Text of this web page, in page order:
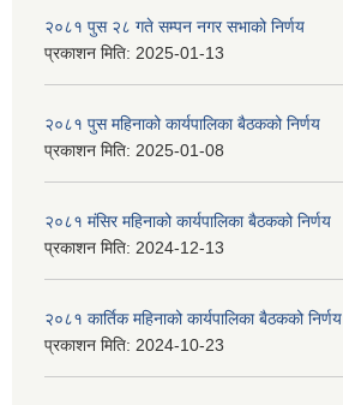
२०८१ पुस २८ गते सम्प‍न नगर सभाको निर्णय
प्रकाशन मिति: 2025-01-13
२०८१ पुस महिनाको कार्यपालिका बैठकको निर्णय
प्रकाशन मिति: 2025-01-08
२०८१ मंसिर महिनाको कार्यपालिका बैठकको निर्णय
प्रकाशन मिति: 2024-12-13
२०८१ कार्तिक महिनाको कार्यपालिका बैठकको निर्णय
प्रकाशन मिति: 2024-10-23